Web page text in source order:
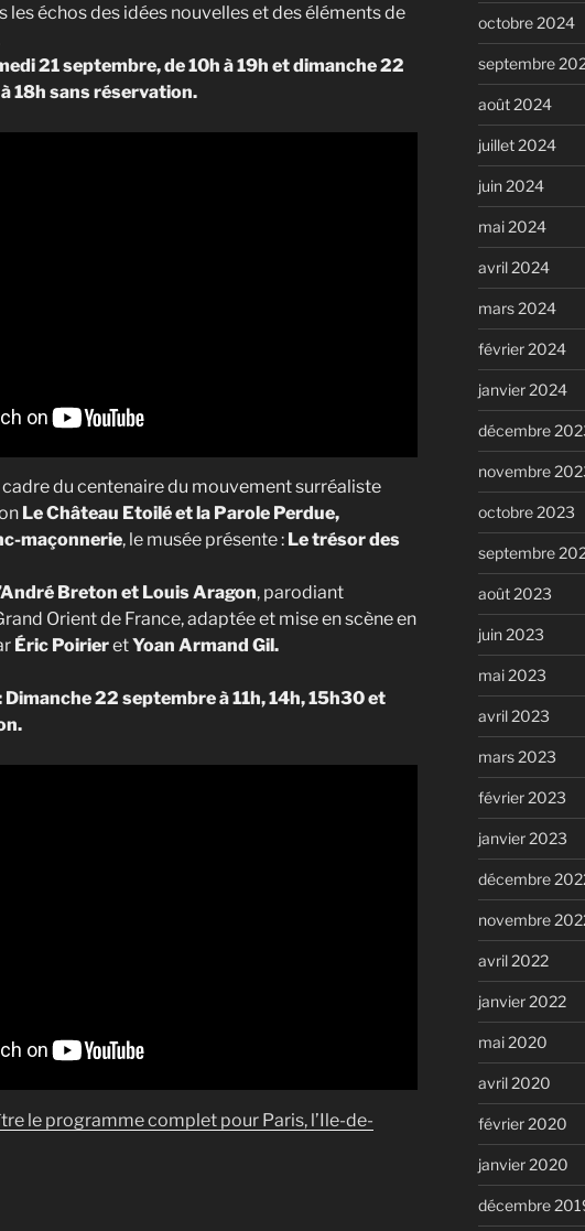
les échos des idées nouvelles et des éléments de
21 septembre, de 10h à 19h et dimanche 22
18h sans réservation.
cadre du centenaire du mouvement surréaliste
Le Château Etoilé et la Parole Perdue,
maçonnerie, le musée présente : Le trésor des
Breton et Louis Aragon, parodiant
Orient de France, adaptée et mise en scène en
Éric PoirieretYoan Armand Gil.
22 septembre à 11h, 14h, 15h30 et
le programme complet pour Paris, l’Ile-de-
octobre 2024
septembre
août 2024
juillet 2024
juin 2024
mai 2024
avril 2024
mars 2024
février 2024
janvier 2024
décembre
novembre
octobre 2023
septembre
août 2023
juin 2023
mai 2023
avril 2023
mars 2023
février 2023
janvier 2023
décembre
novembre
avril 2022
janvier 2022
mai 2020
avril 2020
février 2020
janvier 2020
décembre